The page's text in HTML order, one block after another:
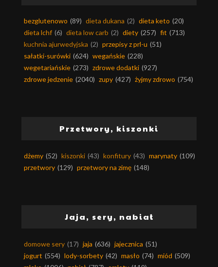
bezglutenowo (89) dieta dukana (2) dieta keto (20)
dieta lchf (6) dieta low carb (2) diety (257) fit (713)
kuchnia ajurwedyjska (2) przepisy z prl-u (51)
sałatki-surówki (624) wegańskie (228)
wegetariańskie (273) zdrowe dodatki (927)
zdrowe jedzenie (2040) zupy (427) żyjmy zdrowo (754)
Przetwory, kiszonki
dżemy (52) kiszonki (43) konfitury (43) marynaty (109)
przetwory (129) przetwory na zimę (148)
Jaja, sery, nabiał
domowe sery (17) jaja (636) jajecznica (51)
jogurt (554) lody-sorbety (42) masło (74) miód (509)